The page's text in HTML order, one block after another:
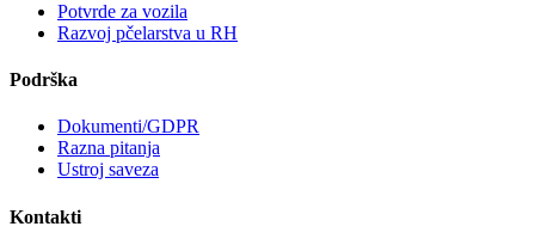
Potvrde za vozila
Razvoj pčelarstva u RH
Podrška
Dokumenti/GDPR
Razna pitanja
Ustroj saveza
Kontakti